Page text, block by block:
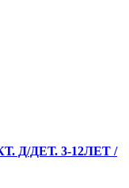
Д/ДЕТ. 3-12ЛЕТ /